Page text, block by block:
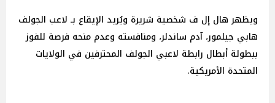
ويظهر هال إل ف شخصية شريرة ويُريد الإيقاع بـ لاعب الجولف
هابي جيلمور، آدم ساندلر، ومنافسته وعدم منحه فرصة للفوز
ببطولة أبطال رابطة لاعبي الجولف المحترفين في الولايات
المتحدة الأمريكية.